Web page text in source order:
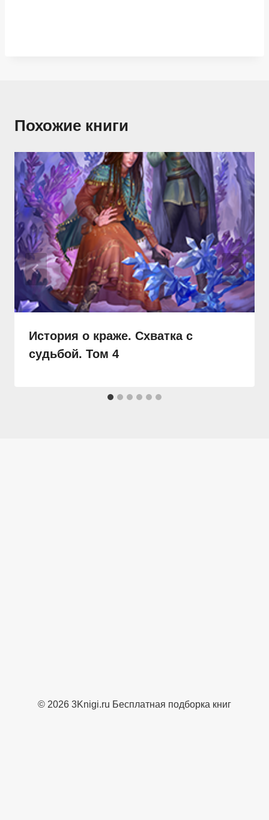
Похожие книги
История о краже. Схватка с
судьбой. Том 4
© 2026 3Knigi.ru Бесплатная подборка книг